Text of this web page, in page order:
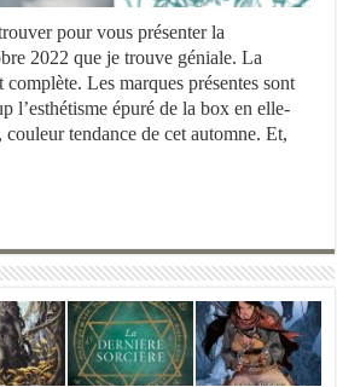
pour vous présenter la
2022 que je trouve géniale. La
Les marques présentes sont
l’esthétisme épuré de la box en elle-
tendance de cet automne. Et,